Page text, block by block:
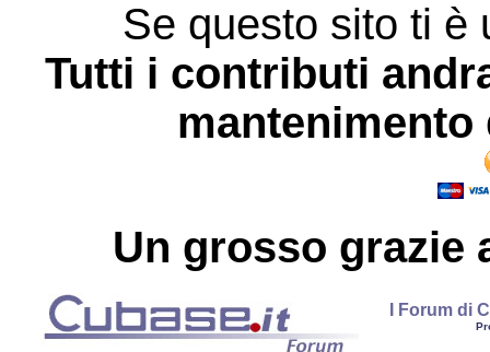
Se questo sito ti è
Tutti i contributi
Un grosso grazie
I Forum di